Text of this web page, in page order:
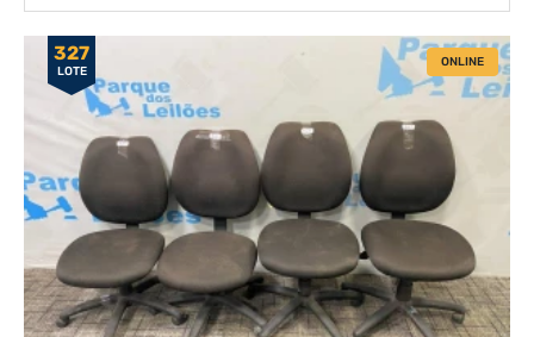
327
LOTE
ONLINE